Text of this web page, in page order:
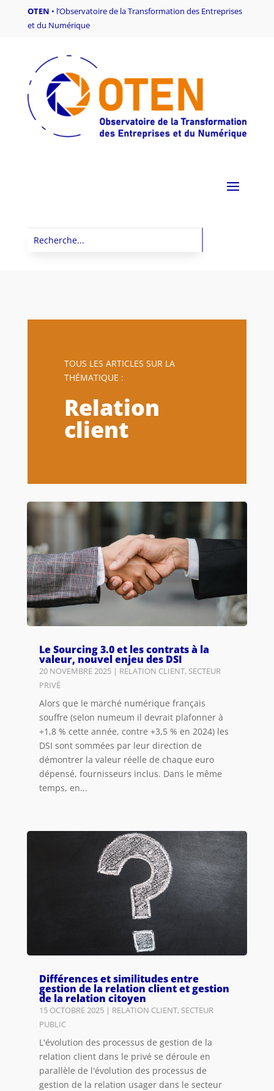
OTEN • l’Observatoire de la Transformation des Entreprises
et du Numérique
TOUS LES ARTICLES SUR LA
THÉMATIQUE :
Relation
client
Le Sourcing 3.0 et les contrats à la
valeur, nouvel enjeu des DSI
20 NOVEMBRE 2025| RELATION CLIENT, SECTEUR
PRIVÉ
Alors que le marché numérique français
souffre (selon numeum il devrait plafonner à
+1,8 % cette année, contre +3,5 % en 2024) les
DSI sont sommées par leur direction de
démontrer la valeur réelle de chaque euro
dépensé, fournisseurs inclus. Dans le même
temps, en...
Différences et similitudes entre
gestion de la relation client et gestion
de la relation citoyen
15 OCTOBRE 2025| RELATION CLIENT, SECTEUR
PUBLIC
L'évolution des processus de gestion de la
relation client dans le privé se déroule en
parallèle de l'évolution des processus de
gestion de la relation usager dans le secteur